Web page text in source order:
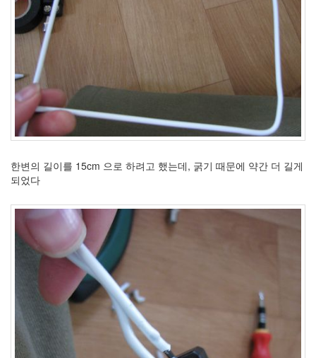
한변의 길이를 15cm 으로 하려고 했는데, 굵기 때문에 약간 더 길게
되었다